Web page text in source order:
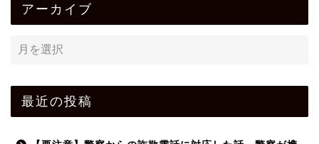
アーカイブ
最近の投稿